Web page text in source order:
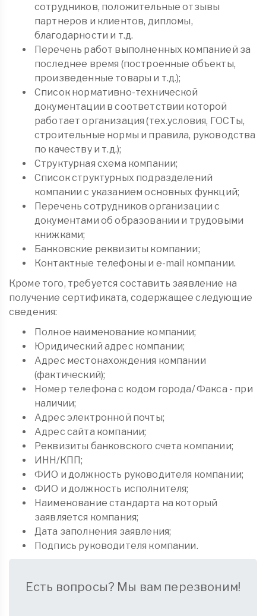
сотрудников, положительные отзывы
партнеров и клиентов, дипломы,
благодарности и т.д.
Перечень работ выполненных компанией за
последнее время (построенные объекты,
произведенные товары и т.д.);
Список нормативно-технической
документации в соответствии которой
работает организация (тех.условия, ГОСТы,
строительные нормы и правила, руководства
по качеству и т.д.);
Структурная схема компании;
Список структурных подразделений
компании с указанием основных функций;
Перечень сотрудников организации с
документами об образовании и трудовыми
книжками;
Банковские реквизиты компании;
Контактные телефоны и e-mail компании.
Кроме того, требуется составить заявление на
получение сертификата, содержащее следующие
сведения:
Полное наименование компании;
Юридический адрес компании;
Адрес местонахождения компании
(фактический);
Номер телефона с кодом города/ Факса - при
наличии;
Адрес электронной почты;
Адрес сайта компании;
Реквизиты банковского счета компании;
ИНН/КПП;
ФИО и должность руководителя компании;
ФИО и должность исполнителя;
Наименование стандарта на который
заявляется компания;
Дата заполнения заявления;
Подпись руководителя компании.
Есть вопросы? Мы вам перезвоним!